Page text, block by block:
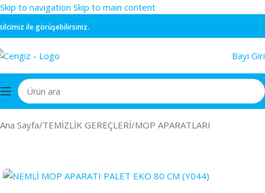
Skip to navigation Skip to main content
ile görüşebilirsiniz.
Bayi
Ana Sayfa/TEMİZLİK GEREÇLERİ/MOP APARATLARI